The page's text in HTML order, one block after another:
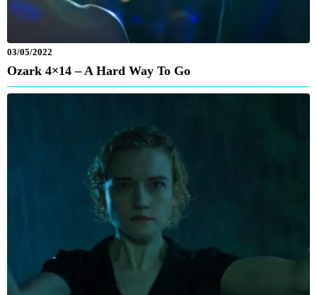
03/05/2022
Ozark 4×14 – A Hard Way To Go